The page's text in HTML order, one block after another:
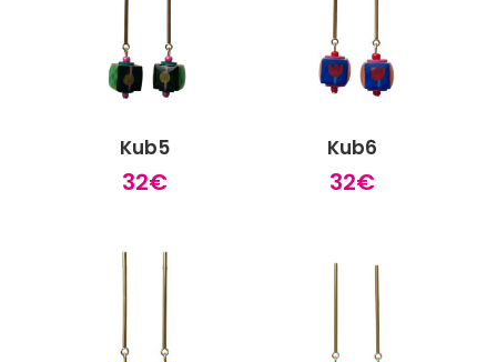
Kub5
32€
Kub6
32€